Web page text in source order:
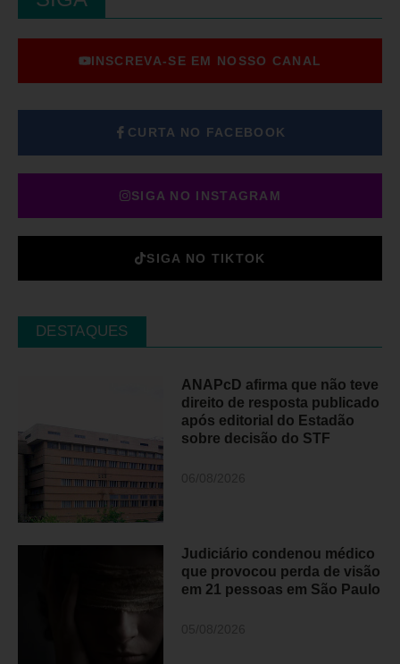
INSCREVA-SE EM NOSSO CANAL
CURTA NO FACEBOOK
SIGA NO INSTAGRAM
SIGA NO TIKTOK
DESTAQUES
ANAPcD afirma que não teve
direito de resposta publicado
após editorial do Estadão
sobre decisão do STF
Judiciário condenou médico
que provocou perda de visão
em 21 pessoas em São Paulo